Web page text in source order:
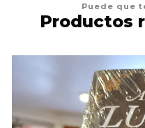
Puede que
Productos